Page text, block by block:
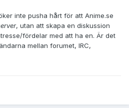
inte pusha hårt för att Anime.se
, utan att skapa en diskussion
fördelar med att ha en. Är det
mellan forumet, IRC,